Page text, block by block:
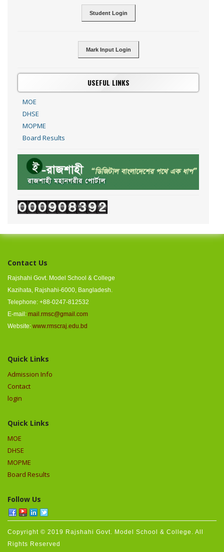
Student Login
Mark Input Login
USEFUL LINKS
MOE
DHSE
MOPME
Board Results
Contact Us
Rajshahi Govt. Model School & College
Kazihata, Rajshahi-6000, Bangladesh.
Telephone: +88-0247-812532
E-mail: mail.rmsc@gmail.com
Website: www.rmscraj.edu.bd
Quick Links
Admission Info
Contact
login
Quick Links
MOE
DHSE
MOPME
Board Results
Follow Us
Copyright © 2019 Rajshahi Govt. Model School & College. All
Rights Reserved